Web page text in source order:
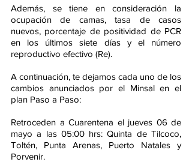
Además, se tiene en consideración la
ocupación de camas, tasa de casos
nuevos, porcentaje de positividad de PCR
en los últimos siete días y el número
reproductivo efectivo (Re).
A continuación, te dejamos cada uno de los
cambios anunciados por el Minsal en el
plan Paso a Paso:
Retroceden a Cuarentena el jueves 06 de
mayo a las 05:00 hrs: Quinta de Tilcoco,
Toltén, Punta Arenas, Puerto Natales y
Porvenir.